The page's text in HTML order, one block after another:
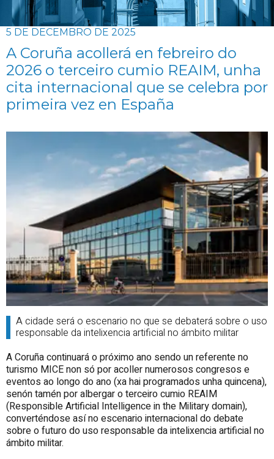
5 DE DECEMBRO DE 2025
A Coruña acollerá en febreiro do
2026 o terceiro cumio REAIM, unha
cita internacional que se celebra por
primeira vez en España
A cidade será o escenario no que se debaterá sobre o uso
responsable da intelixencia artificial no ámbito militar
A Coruña continuará o próximo ano sendo un referente no
turismo MICE non só por acoller numerosos congresos e
eventos ao longo do ano (xa hai programados unha quincena),
senón tamén por albergar o terceiro cumio REAIM
(Responsible Artificial Intelligence in the Military domain),
converténdose así no escenario internacional do debate
sobre o futuro do uso responsable da intelixencia artificial no
ámbito militar.